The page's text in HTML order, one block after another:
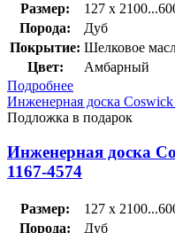
Размер:
127 x
Порода:
Дуб
Покрытие: Шелковое
Цвет:
Амбарный
Подробнее
Инженерная доска
Подложка в подарок
Инженерная доска
1167-4574
Размер:
127 x
Порода:
Дуб